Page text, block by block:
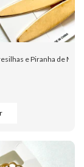
e Piranha de